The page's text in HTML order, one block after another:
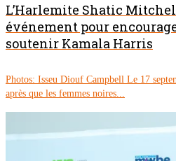
L’Harlemite Shatic
événement pour
soutenir Kamala Harris
Photos: Isseu Diouf Campbell Le 17
après que les femmes noires...